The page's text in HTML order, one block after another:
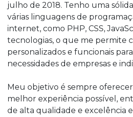
julho de 2018. Tenho uma
várias linguagens de
internet, como PHP, CSS,
tecnologias, o que me permite
personalizados e funcionais
necessidades de empresas e
Meu objetivo é sempre
melhor experiência possível,
de alta qualidade e excelência